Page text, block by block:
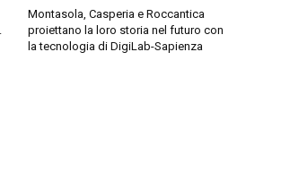
Montasola, Casperia e Roccantica
proiettano la loro storia nel futuro con
la tecnologia di DigiLab-Sapienza